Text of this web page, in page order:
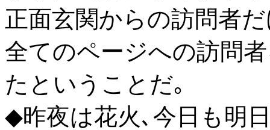
正面玄関からの訪問者
全てのページへの訪問
たということだ｡
◆昨夜は花火､今日も明